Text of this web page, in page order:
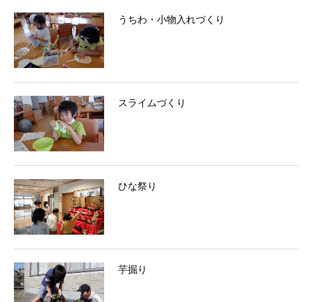
うちわ・小物入れづくり
スライムづくり
ひな祭り
芋掘り